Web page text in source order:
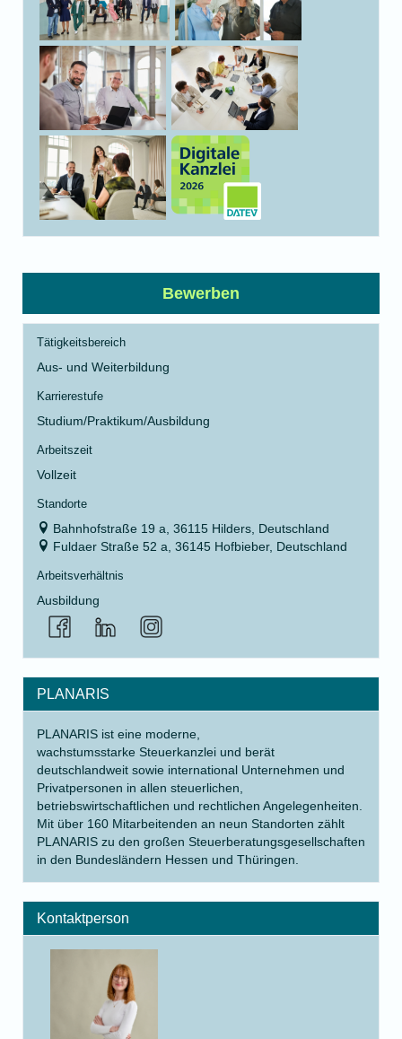
Bewerben
Tätigkeitsbereich
Aus- und Weiterbildung
Karrierestufe
Studium/Praktikum/Ausbildung
Arbeitszeit
Vollzeit
Standorte
Bahnhofstraße 19 a, 36115 Hilders, Deutschland
Fuldaer Straße 52 a, 36145 Hofbieber, Deutschland
Arbeitsverhältnis
Ausbildung
PLANARIS
PLANARIS ist eine moderne,
wachstumsstarke Steuerkanzlei und berät
deutschlandweit sowie international Unternehmen und
Privatpersonen in allen steuerlichen,
betriebswirtschaftlichen und rechtlichen Angelegenheiten.
Mit über 160 Mitarbeitenden an neun Standorten zählt
PLANARIS zu den großen Steuerberatungsgesellschaften
in den Bundesländern Hessen und Thüringen.
Kontaktperson